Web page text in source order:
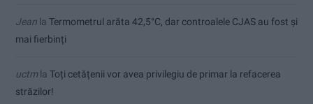
Jean la Termometrul arăta 42,5°C, dar controalele CJAS au fost și
mai fierbinți
uctmla Toți cetățenii vor avea privilegiu de primar la refacerea
străzilor!